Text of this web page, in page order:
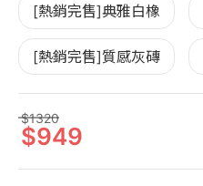
[熱銷完售]典雅白橡
[熱銷完售]質感灰磚
1320
949